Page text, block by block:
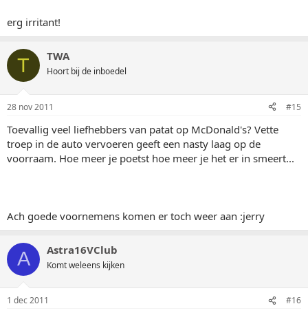
erg irritant!
T TWA
Hoort bij de inboedel
28 nov 2011 #15
Toevallig veel liefhebbers van patat op McDonald's? Vette
troep in de auto vervoeren geeft een nasty laag op de
voorraam. Hoe meer je poetst hoe meer je het er in smeert...
Ach goede voornemens komen er toch weer aan :jerry
A Astra16VClub
Komt weleens kijken
1 dec 2011 #16